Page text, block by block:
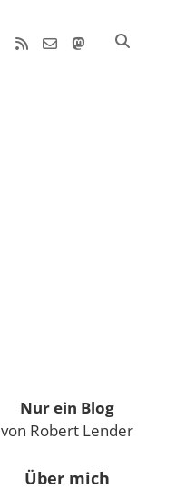
rss email-mastodon
Nur ein Blog
von Robert Lender
Über mich